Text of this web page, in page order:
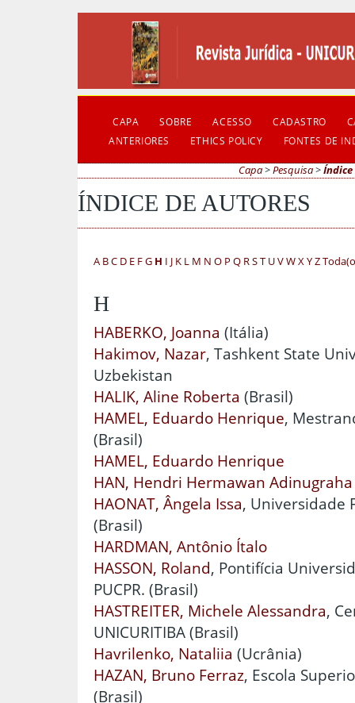
CAPA SOBRE ACESSO CADASTRO
ANTERIORES
ETHICS POLICY FONTES DE
Capa>Pesquisa>Índice
ÍNDICE DE AUTORES
A BC D E FG H I J K L M N O P Q RST UVWXYZ
H
HABERKO, Joanna (Itália)
Hakimov, Nazar, Tashkent State
Uzbekistan
HALIK, Aline Roberta (Brasil)
HAMEL, Eduardo Henrique,
(Brasil)
HAMEL, Eduardo Henrique
HAN, Hendri Hermawan Adinugraha
HAONAT, Ângela Issa, Universidade
(Brasil)
HARDMAN, Antônio Ítalo
HASSON, Roland, Pontifícia
PUCPR. (Brasil)
HASTREITER, Michele Alessandra,
UNICURITIBA (Brasil)
Havrilenko, Nataliia (Ucrânia)
HAZAN, Bruno Ferraz, Escola
(Brasil)